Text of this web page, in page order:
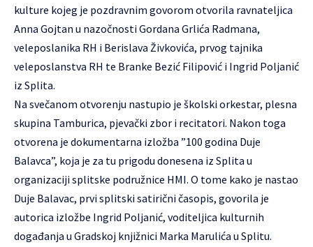
kulture kojeg je pozdravnim govorom otvorila ravnateljica
Anna Gojtan u nazočnosti Gordana Grlića Radmana,
veleposlanika RH i Berislava Živkovića, prvog tajnika
veleposlanstva RH te Branke Bezić Filipović i Ingrid Poljanić
iz Splita.
Na svečanom otvorenju nastupio je školski orkestar, plesna
skupina Tamburica, pjevački zbor i recitatori. Nakon toga
otvorena je dokumentarna izložba ”100 godina Duje
Balavca”, koja je za tu prigodu donesena iz Splita u
organizaciji splitske podružnice HMI. O tome kako je nastao
Duje Balavac, prvi splitski satirični časopis, govorila je
autorica izložbe Ingrid Poljanić, voditeljica kulturnih
događanja u Gradskoj knjižnici Marka Marulića u Splitu.